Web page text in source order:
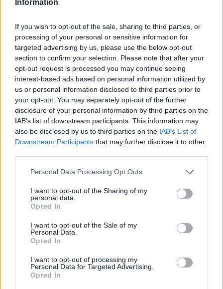
Information
If you wish to opt-out of the sale, sharing to third parties, or
processing of your personal or sensitive information for
targeted advertising by us, please use the below opt-out
section to confirm your selection. Please note that after your
opt-out request is processed you may continue seeing
interest-based ads based on personal information utilized by
us or personal information disclosed to third parties prior to
your opt-out. You may separately opt-out of the further
disclosure of your personal information by third parties on the
IAB’s list of downstream participants. This information may
also be disclosed by us to third parties on the IAB’s List of
Downstream Participants that may further disclose it to other
Personal Data Processing Opt Outs
I want to opt-out of the Sharing of my
personal data.
Opted In
I want to opt-out of the Sale of my
Personal Data.
Opted In
I want to opt-out of processing my
Personal Data for Targeted Advertising.
Opted In
Ajax-fans ergeren zich daarnaast ook aan een 'slap' Ajax.
Ajax Feyenoord PSV
Ajax ziet kans schoon: strijd om Van Rooij barst
los
Hart gaf de doorslag': Ouazane verkiest Marokko
boven Oranje
Ajax dicht bij komst Arokodare: huurdeal met
koopoptie van 22 miljoen
Ajax helpt Burnley uit de brand met afgeknipte
sokken na blunder met tenues
Hakim Ziyech verhuurt opnieuw luxe
appartement op Amsterdamse Zuidas